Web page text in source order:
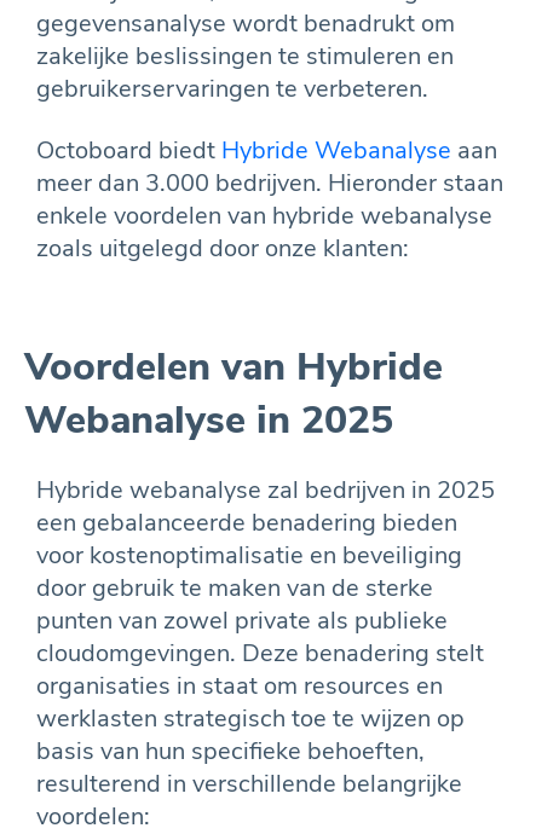
gegevensanalyse wordt benadrukt om
zakelijke beslissingen te stimuleren en
gebruikerservaringen te verbeteren.
Octoboard biedt Hybride Webanalyse aan
meer dan 3.000 bedrijven. Hieronder staan
enkele voordelen van hybride webanalyse
zoals uitgelegd door onze klanten:
Voordelen van Hybride
Webanalyse in 2025
Hybride webanalyse zal bedrijven in 2025
een gebalanceerde benadering bieden
voor kostenoptimalisatie en beveiliging
door gebruik te maken van de sterke
punten van zowel private als publieke
cloudomgevingen. Deze benadering stelt
organisaties in staat om resources en
werklasten strategisch toe te wijzen op
basis van hun specifieke behoeften,
resulterend in verschillende belangrijke
voordelen: